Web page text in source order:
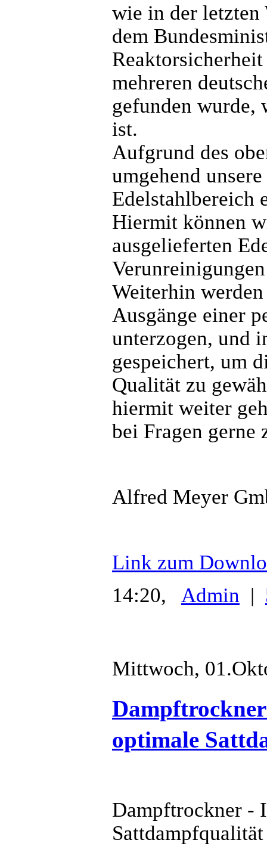
wie in der letzten
dem
mehreren
gefunden wurde,
ist.
Aufgrund des
umgehend
Edelstahlbereich
Hiermit können
ausgelieferten
Weiterhin
Ausgänge einer
unterzogen, und
gespeichert, um
Qualität zu
hiermit weiter
bei Fragen gerne
Alfred Meyer
Link zum
14:20, Admin |
Mittwoch,
optimale
Dampftrockner -
Sattdampfqualität